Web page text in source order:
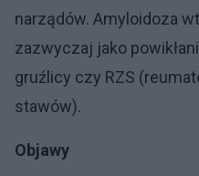
narządów. Amyloidoza
zazwyczaj jako
gruźlicy czy RZS
stawów).
Objawy